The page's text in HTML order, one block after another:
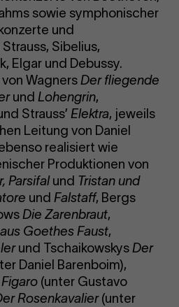
sowie symphonischer
und
Sibelius,
Elgar und Debussy.
WagnersDer fliegende
undLohengrin,
Strauss’Elektra, jeweils
Leitung von Daniel
realisiert wie
Produktionen von
Parsifalund Tristan und
undFalstaff, Bergs
Die Zarenbraut,
Goethes Faust,
und TschaikowskysDer
Daniel Barenboim),
(unter Gustavo
Rosenkavalier(unter